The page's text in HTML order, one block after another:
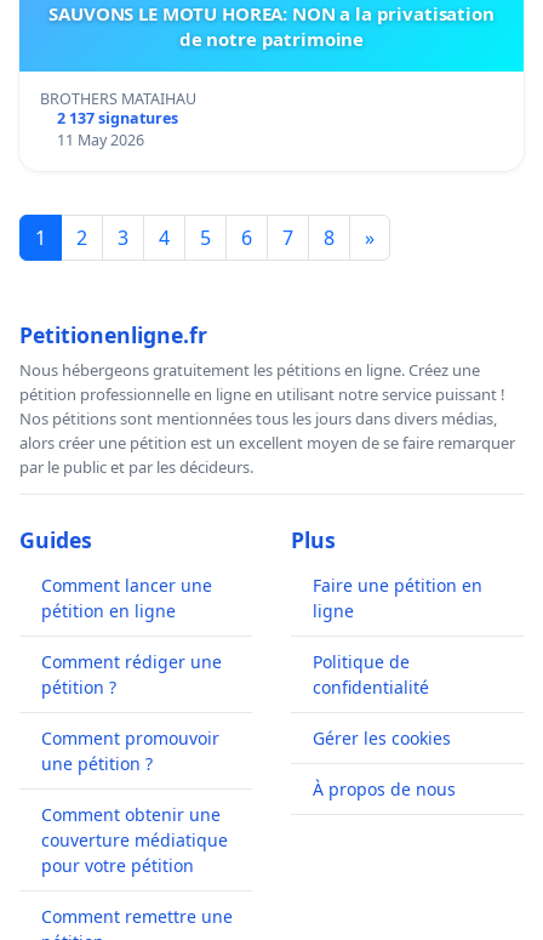
SAUVONS LE MOTU HOREA: NON a la privatisation
de notre patrimoine
BROTHERS MATAIHAU
2 137 signatures
11 May 2026
1 2 3 4 5 6 7 8 »
Petitionenligne.fr
Nous hébergeons gratuitement les pétitions en ligne. Créez une
pétition professionnelle en ligne en utilisant notre service puissant !
Nos pétitions sont mentionnées tous les jours dans divers médias,
alors créer une pétition est un excellent moyen de se faire remarquer
par le public et par les décideurs.
Guides
Comment lancer une
pétition en ligne
Comment rédiger une
pétition ?
Comment promouvoir
une pétition ?
Comment obtenir une
couverture médiatique
pour votre pétition
Comment remettre une
Plus
Faire une pétition en
ligne
Politique de
confidentialité
Gérer les cookies
À propos de nous